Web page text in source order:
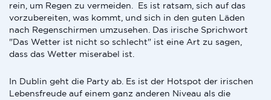
rein, um Regen zu vermeiden. Es ist ratsam, sich auf das
vorzubereiten, was kommt, und sich in den guten Läden
nach Regenschirmen umzusehen. Das irische Sprichwort
"Das Wetter ist nicht so schlecht" ist eine Art zu sagen,
dass das Wetter miserabel ist.
In Dublin geht die Party ab. Es ist der Hotspot der irischen
Lebensfreude auf einem ganz anderen Niveau als die